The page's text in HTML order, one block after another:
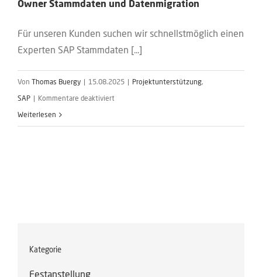
Owner Stammdaten und Datenmigration
Für unseren Kunden suchen wir schnellstmöglich einen
Experten SAP Stammdaten [...]
Von Thomas Buergy 15.08.2025 Projektunterstützung,
SAP Kommentare deaktiviertfür
Weiterlesen
Kategorie
Festanstellung